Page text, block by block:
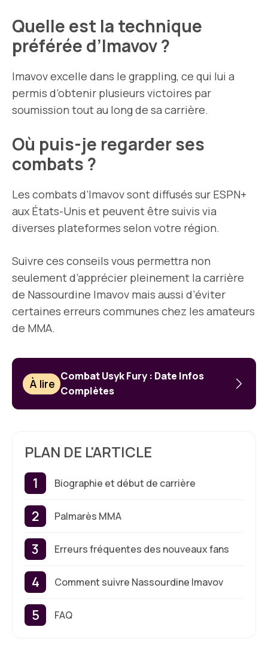
Quelle est la technique
préférée d’Imavov ?
Imavov excelle dans le grappling, ce qui lui a
permis d’obtenir plusieurs victoires par
soumission tout au long de sa carrière.
Où puis-je regarder ses
combats ?
Les combats d’Imavov sont diffusés sur ESPN+
aux États-Unis et peuvent être suivis via
diverses plateformes selon votre région.
Suivre ces conseils vous permettra non
seulement d’apprécier pleinement la carrière
de Nassourdine Imavov mais aussi d’éviter
certaines erreurs communes chez les amateurs
de MMA.
À lire
Combat Usyk Fury : Date Infos
Complètes
PLAN DE L'ARTICLE
Biographie et début de carrière
Palmarès MMA
Erreurs fréquentes des nouveaux fans
Comment suivre Nassourdine Imavov
FAQ